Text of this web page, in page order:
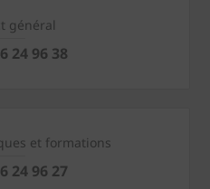
général
24 96 38
et formations
24 96 27